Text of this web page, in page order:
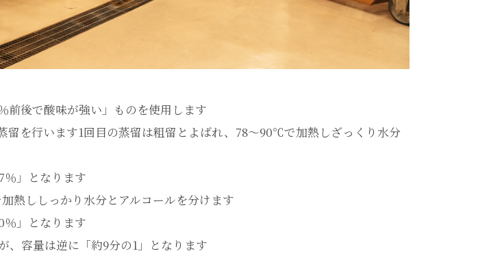
前後で酸味が強い」ものを使用します
留を行います1回目の蒸留は粗留とよばれ、78～90℃で加熱しざっくり水分
％」となります
熱ししっかり水分とアルコールを分けます
」となります
、容量は逆に「約9分の1」となります